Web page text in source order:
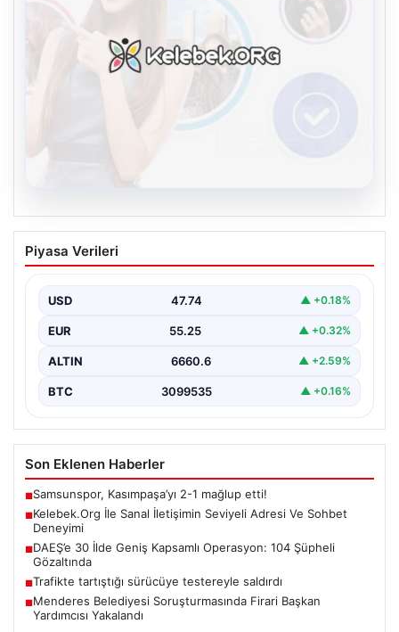
Kelebek.Org İle Sanal İletişimin Seviyeli
Adresi Ve Sohbet Deneyimi
kurması büyük bir önem ifade etmektedir. Güncel…
Piyasa Verileri
USD 47.74 ▲ +0.18%
EUR 55.25 ▲ +0.32%
ALTIN 6660.6 ▲ +2.59%
BTC 3099535 ▲ +0.16%
Son Eklenen Haberler
■Samsunspor, Kasımpaşa’yı 2-1 mağlup etti!
■Kelebek.Org İle Sanal İletişimin Seviyeli Adresi Ve Sohbet
Deneyimi
■DAEŞ’e 30 İlde Geniş Kapsamlı Operasyon: 104 Şüpheli
Gözaltında
■Trafikte tartıştığı sürücüye testereyle saldırdı
■Menderes Belediyesi Soruşturmasında Firari Başkan
Yardımcısı Yakalandı